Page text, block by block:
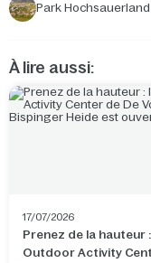
Park Hochsauerland
À lire aussi:
17/07/2026
Prenez de la hauteur
Outdoor Activity